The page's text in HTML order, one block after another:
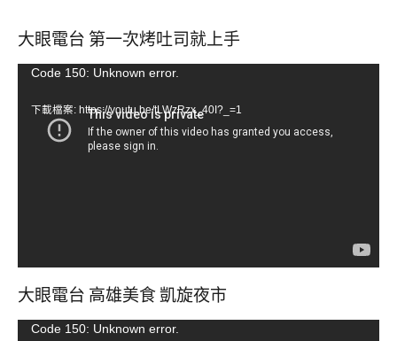
大眼電台 第一次烤吐司就上手
視Code 150: Unknown error.
下載檔案: https://youtu.be/tLWzRzx_40I?_=1
大眼電台 高雄美食 凱旋夜市
視Code 150: Unknown error.